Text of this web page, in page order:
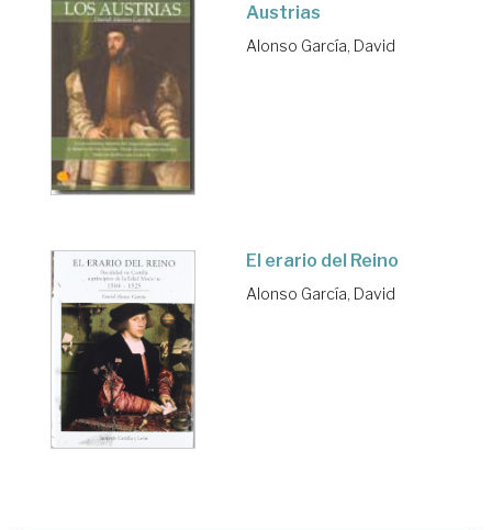
Austrias
Alonso García, David
El erario del Reino
Alonso García, David